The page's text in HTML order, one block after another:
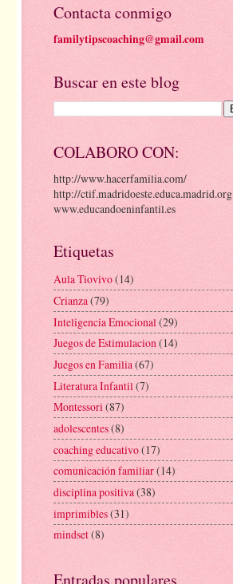
Contacta conmigo
familytipscoaching@gmail.com
Buscar en este blog
COLABORO CON:
http://www.hacerfamilia.com/
http://ctif.madridoeste.educa.madrid.org
www.educandoeninfantil.es
Etiquetas
Aula Tiovivo(14)
Crianza(79)
Inteligencia Emocional (29)
Juegos de Estimulacion(14)
Juegos en Familia(67)
Literatura Infantil (7)
Montessori(87)
adolescentes(8)
coaching educativo(17)
comunicación familiar(14)
disciplina positiva(38)
imprimibles(31)
mindset(8)